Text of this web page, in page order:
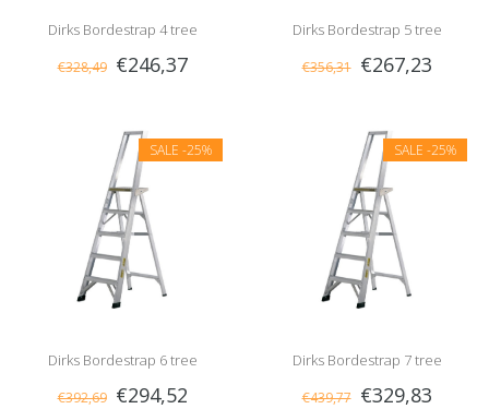
Dirks Bordestrap 4 tree
€328,49 €246,37
Dirks Bordestrap 5 tree
€356,31 €267,23
SALE -25%
Dirks Bordestrap 6 tree
€392,69 €294,52
SALE -25%
Dirks Bordestrap 7 tree
€439,77 €329,83